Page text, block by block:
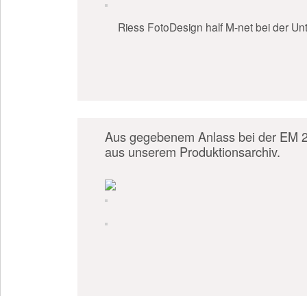
Riess FotoDesign half M-net bei der
Aus gegebenem Anlass bei der EM
aus unserem Produktionsarchiv.